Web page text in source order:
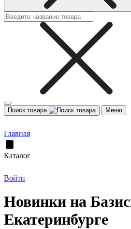
Поиск товара Меню
Главная
Каталог
Войти
Новинки на
Екатеринбурге